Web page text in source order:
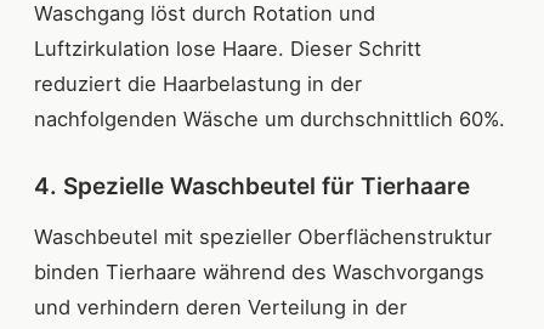
Waschgang löst durch Rotation und
Luftzirkulation lose Haare. Dieser Schritt
reduziert die Haarbelastung in der
nachfolgenden Wäsche um durchschnittlich 60%.
4. Spezielle Waschbeutel für Tierhaare
Waschbeutel mit spezieller Oberflächenstruktur
binden Tierhaare während des Waschvorgangs
und verhindern deren Verteilung in der